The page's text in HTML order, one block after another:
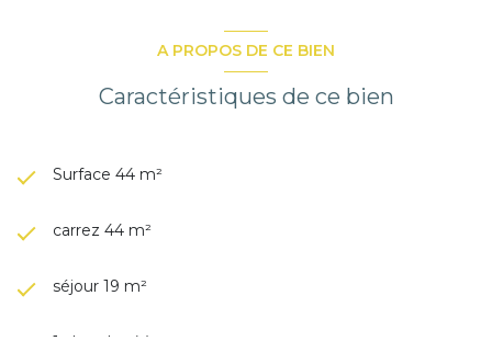
A PROPOS DE CE BIEN
Caractéristiques de ce bien
Surface 44 m²
carrez 44 m²
séjour 19 m²